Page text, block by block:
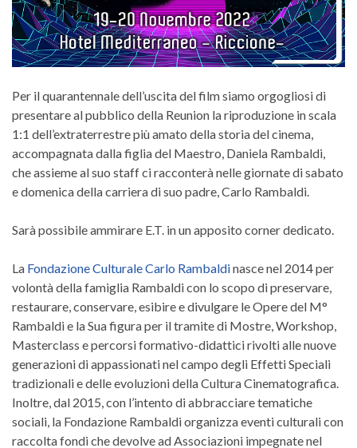
Per il quarantennale dell’uscita del film siamo orgogliosi di
presentare al pubblico della Reunion la riproduzione in scala
1:1 dell’extraterrestre più amato della storia del cinema,
accompagnata dalla figlia del Maestro, Daniela Rambaldi,
che assieme al suo staff ci racconterà nelle giornate di sabato
e domenica della carriera di suo padre, Carlo Rambaldi.
Sarà possibile ammirare E.T. in un apposito corner dedicato.
La Fondazione Culturale Carlo Rambaldinasce nel 2014 per
volontà della famiglia Rambaldi con lo scopo di preservare,
restaurare, conservare, esibire e divulgare le Opere del M°
Rambaldi e la Sua figura per il tramite di Mostre, Workshop,
Masterclass e percorsi formativo-didattici rivolti alle nuove
generazioni di appassionati nel campo degli Effetti Speciali
tradizionali e delle evoluzioni della Cultura Cinematografica.
Inoltre, dal 2015, con l’intento di abbracciare tematiche
sociali, la Fondazione Rambaldi organizza eventi culturali con
raccolta fondi che devolve ad Associazioni impegnate nel